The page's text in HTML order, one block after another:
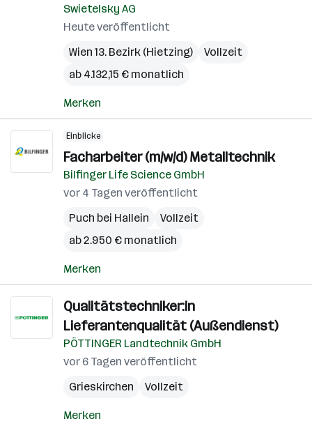
Swietelsky AG
Heute veröffentlicht
Wien 13. Bezirk (Hietzing)
Vollzeit
ab 4.132,15 € monatlich
Merken
Einblicke
Facharbeiter (m/w/d) Metalltechnik
Bilfinger Life Science GmbH
vor 4 Tagen veröffentlicht
Puch bei Hallein
Vollzeit
ab 2.950 € monatlich
Merken
Qualitätstechniker:in
Lieferantenqualität (Außendienst)
PÖTTINGER Landtechnik GmbH
vor 6 Tagen veröffentlicht
Grieskirchen
Vollzeit
Merken